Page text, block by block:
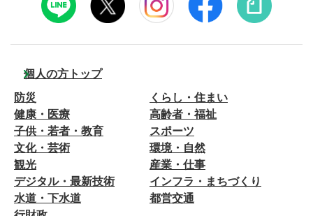
個人の方トップ
防災
くらし・住まい
健康・医療
高齢者・福祉
子供・若者・教育
スポーツ
文化・芸術
環境・自然
観光
産業・仕事
デジタル・最新技術
インフラ・まちづくり
水道・下水道
都営交通